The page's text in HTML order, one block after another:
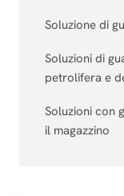
Soluzione di
Soluzioni di
petrolifera e
Soluzioni con
il magazzino